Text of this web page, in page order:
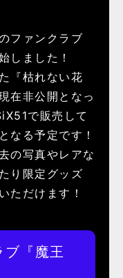
ファンクラブ
しました！
『枯れない花
在非公開となっ
で販売して
なる予定です！
の写真やレアな
り限定グッズ
ただけます！
『魔王